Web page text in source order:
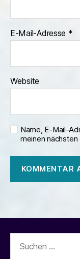
E-Mail-Adresse *
Website
Name, E-Mail-
meinen
nach: